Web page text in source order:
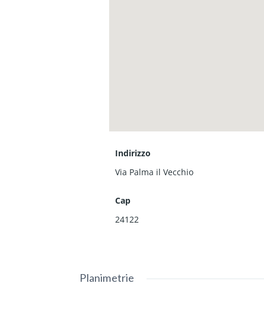
Indirizzo
Via Palma il Vecchio
Cap
24122
Planimetrie